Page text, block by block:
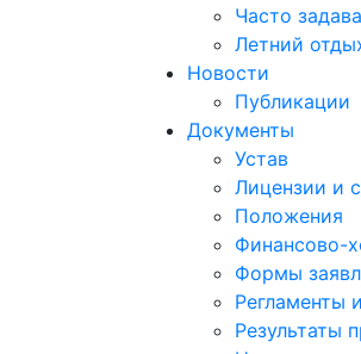
Часто
Летний
Новости
Публикации
Документы
Устав
Лицензии и
Положения
Финансово-
Формы
Регламенты
Результаты